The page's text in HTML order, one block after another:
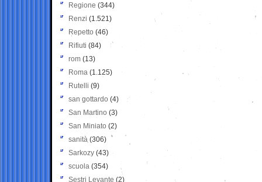
Regione (344)
Renzi (1.521)
Repetto (46)
Rifiuti (84)
rom (13)
Roma (1.125)
Rutelli (9)
san gottardo (4)
San Martino (3)
San Miniato (2)
sanità (306)
Sarkozy (43)
scuola (354)
Sestri Levante (2)